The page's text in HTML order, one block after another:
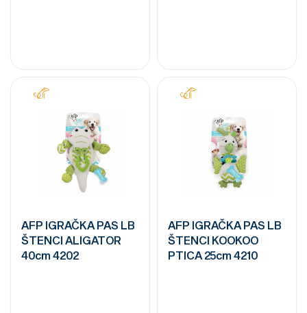
AFP IGRAČKA PAS LB
ŠTENCI ALIGATOR
40cm 4202
AFP IGRAČKA PAS LB
ŠTENCI KOOKOO
PTICA 25cm 4210